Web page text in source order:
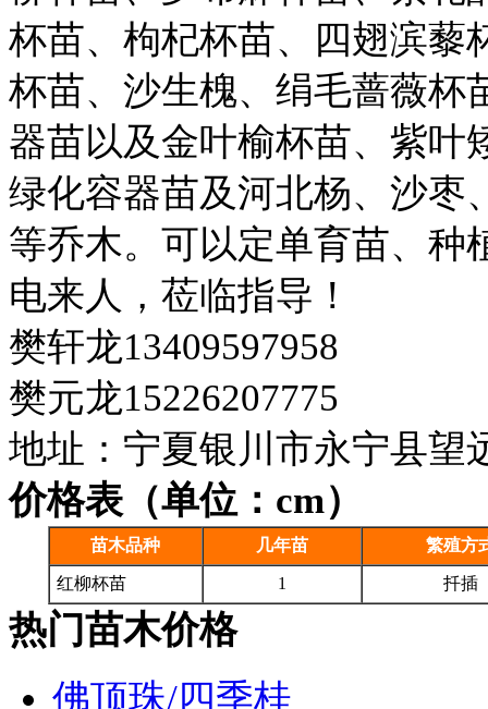
杯苗、枸杞杯苗、四翅滨藜
杯苗、沙生槐、绢毛蔷薇杯
器苗以及金叶榆杯苗、紫叶
绿化容器苗及河北杨、沙枣
等乔木。可以定单育苗、种
电来人，莅临指导！
樊轩龙13409597958
樊元龙15226207775
地址：宁夏银川市永宁县望
价格表（单位：cm）
苗木品种 几年苗 繁殖方
红柳杯苗 1 扦插
热门苗木价格
佛顶珠/四季桂